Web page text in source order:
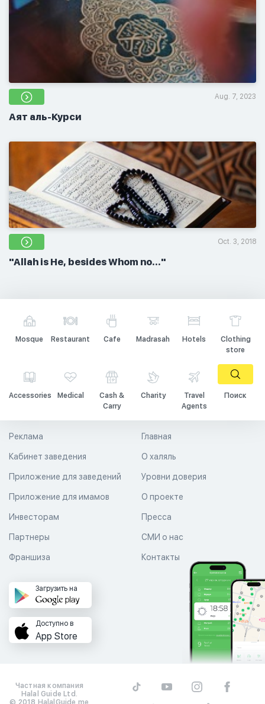
Aug. 7, 2023
Аят аль-Курси
Oct. 3, 2018
"Allah is He, besides Whom no..."
Mosque Restaurant Cafe Madrasah Hotels
Clothing
store
Accessories Medical
Cash &
Carry
Charity
Travel
Agents
Поиск
Главная
О халяль
Уровни доверия
Реклама
Кабинет заведения
Приложение для заведений
Приложение для имамов О проекте
Пресса
СМИ о нас
Контакты
Инвесторам
Партнеры
Франшиза
Загрузить на
Доступно в
App Store
Частная компания
Halal Guide Ltd.